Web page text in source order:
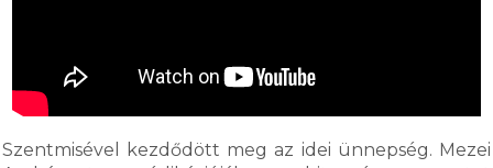
Szentmisével kezdődött meg az idei ünnepség. Mezei